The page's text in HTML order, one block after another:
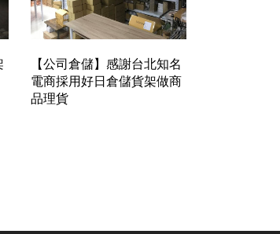
【公司倉儲】感謝台北知名
電商採用好日倉儲貨架做商
品理貨